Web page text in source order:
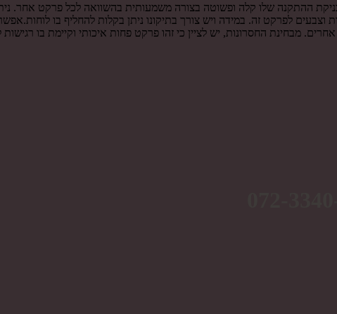
ההתקנה שלו קלה ופשוטה בצורה משמעותית בהשוואה לכל פרקט אחר.
לפרקט זה. במידה ויש צורך בתיקונו ניתן בקלות להחליף בו
מבחינת החסרונות, יש לציין כי זהו פרקט פחות איכותי וקיימת בו רגישות